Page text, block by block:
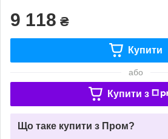
9 118 ₴
Купити
або
Купити з
Що таке купити з Пром?